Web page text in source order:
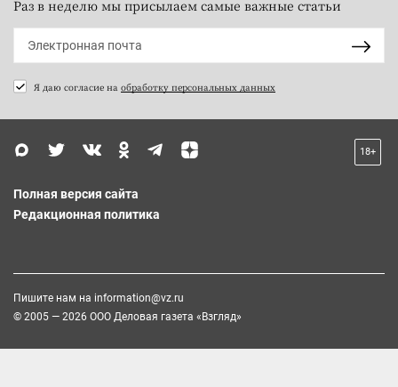
Раз в неделю мы присылаем самые важные статьи
Я даю согласие на обработку персональных данных
18+
Полная версия сайта
Редакционная политика
Пишите нам на information@vz.ru
© 2005 — 2026 ООО Деловая газета «Взгляд»